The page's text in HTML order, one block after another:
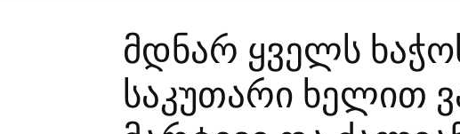
მდნარ ყველს
საკუთარი ხელით